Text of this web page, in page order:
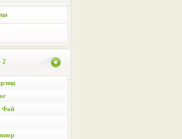
2
Фай